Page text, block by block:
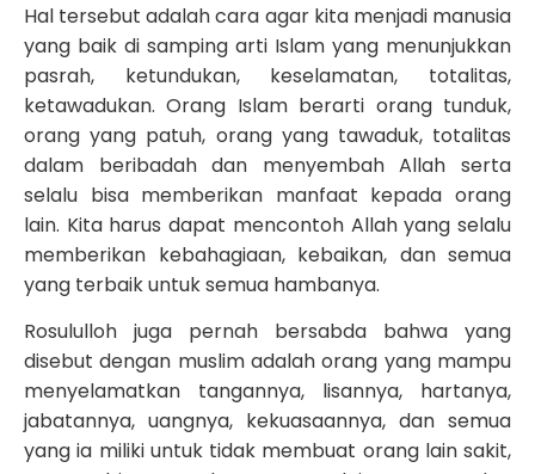
Hal tersebut adalah cara agar kita menjadi manusia
yang baik di samping arti Islam yang menunjukkan
pasrah, ketundukan, keselamatan, totalitas,
ketawadukan. Orang Islam berarti orang tunduk,
orang yang patuh, orang yang tawaduk, totalitas
dalam beribadah dan menyembah Allah serta
selalu bisa memberikan manfaat kepada orang
lain. Kita harus dapat mencontoh Allah yang selalu
memberikan kebahagiaan, kebaikan, dan semua
yang terbaik untuk semua hambanya.
Rosululloh juga pernah bersabda bahwa yang
disebut dengan muslim adalah orang yang mampu
menyelamatkan tangannya, lisannya, hartanya,
jabatannya, uangnya, kekuasaannya, dan semua
yang ia miliki untuk tidak membuat orang lain sakit,